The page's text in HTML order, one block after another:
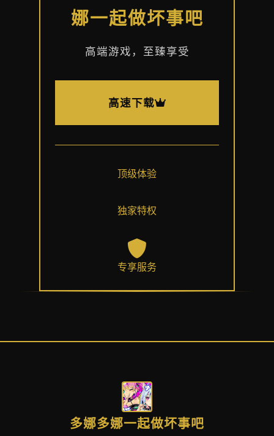
娜一起做坏事吧
高端游戏，至臻享受
高速下载
顶级体验
独家特权
专享服务
多娜多娜一起做坏事吧